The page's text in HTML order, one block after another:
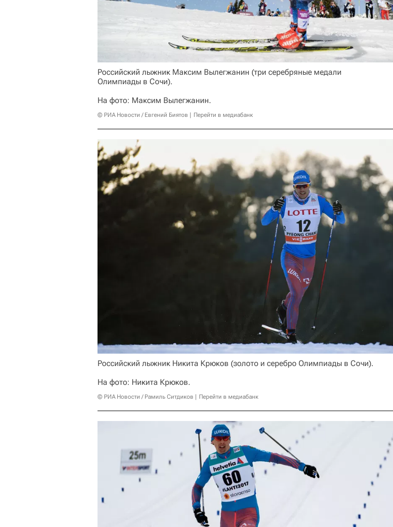
Российский лыжник Максим Вылегжанин (три серебряные медали
Олимпиады в Сочи).
На фото: Максим Вылегжанин.
© РИА Новости / Евгений Биятов Перейти в медиабанк
Российский лыжник Никита Крюков (золото и серебро Олимпиады в Сочи).
На фото: Никита Крюков.
© РИА Новости / Рамиль Ситдиков Перейти в медиабанк